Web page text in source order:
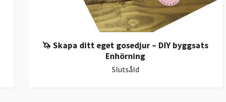
🦄 Skapa ditt eget gosedjur – DIY byggsats
Enhörning
Slutsåld